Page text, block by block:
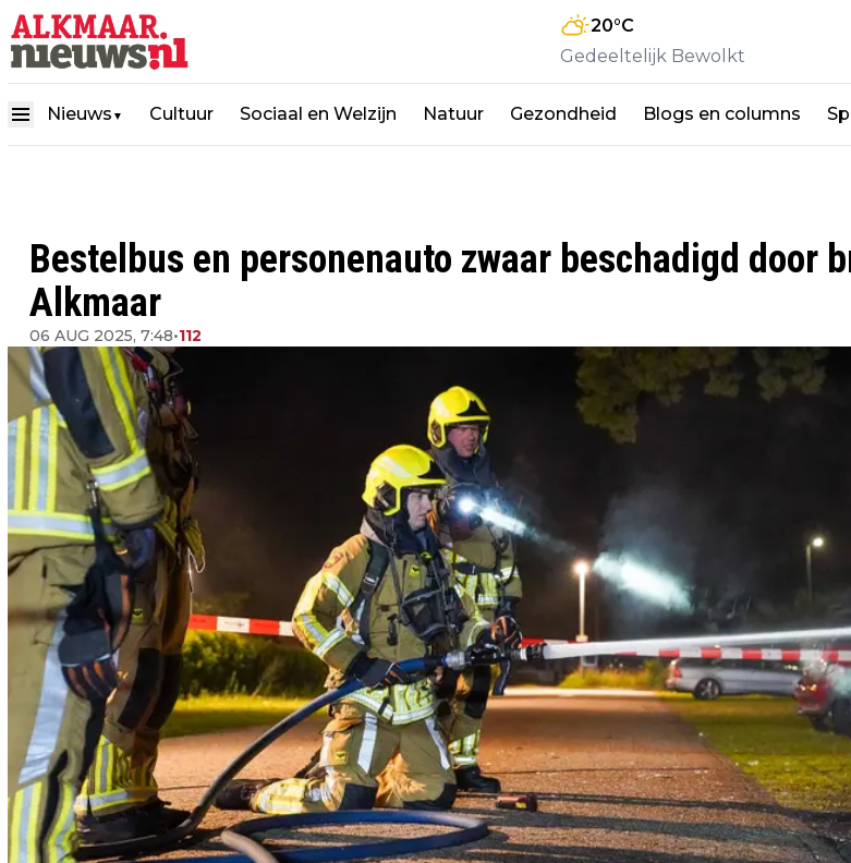
20°C
Gedeeltelijk Bewolkt
Nieuws ▼ Cultuur Sociaal en Welzijn Natuur Gezondheid Blogs en columns
Bestelbus en personenauto zwaar beschadigd door
Alkmaar
06 AUG 2025, 7:48•112